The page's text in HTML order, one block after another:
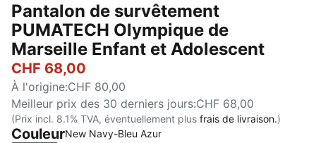
Pantalon de survêtement
PUMATECH Olympique de
Marseille Enfant et Adolescent
CHF 68,00
À l'origine:CHF 80,00
Meilleur prix des 30 derniers jours:CHF 68,00
(Prix incl. 8.1% TVA, éventuellement plus frais de livraison.)
CouleurNew Navy-Bleu Azur